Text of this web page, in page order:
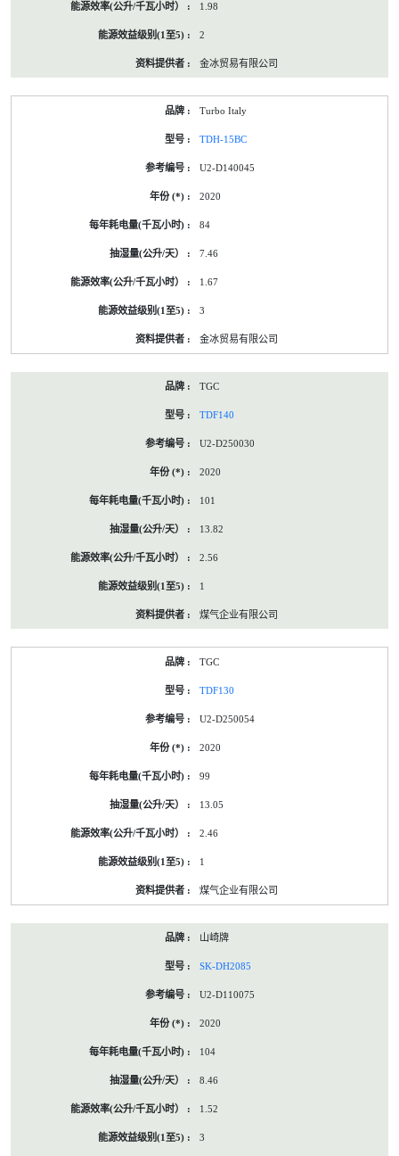
1.98
2
金冰贸易有限公司
Turbo Italy
TDH-15BC
U2-D140045
2020
84
7.46
1.67
3
金冰贸易有限公司
TGC
TDF140
U2-D250030
2020
101
13.82
2.56
1
煤气企业有限公司
TGC
TDF130
U2-D250054
2020
99
13.05
2.46
1
煤气企业有限公司
山崎牌
SK-DH2085
U2-D110075
2020
104
8.46
1.52
3